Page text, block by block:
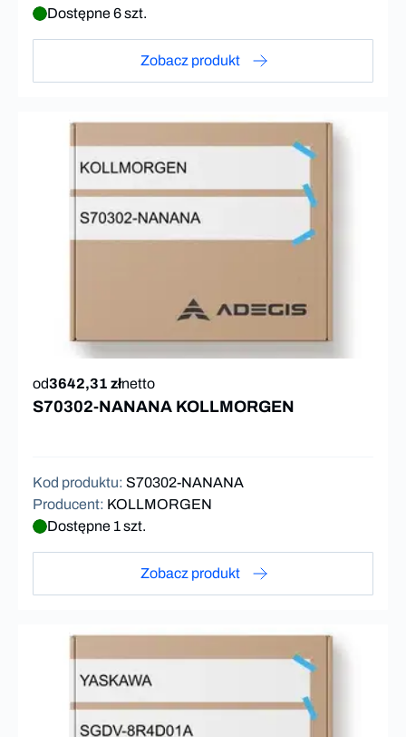
Dostępne 6 szt.
Zobacz produkt
od3642,31 złnetto
S70302-NANANA KOLLMORGEN
Kod produktu: S70302-NANANA
Producent: KOLLMORGEN
Dostępne 1 szt.
Zobacz produkt